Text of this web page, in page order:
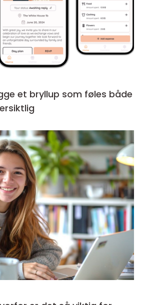
et bryllup som føles både